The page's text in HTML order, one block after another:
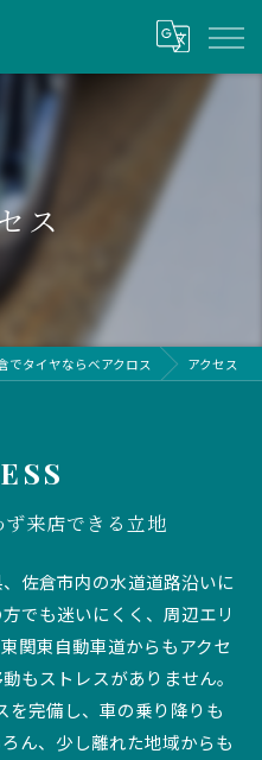
ス
でタイヤならベアクロス アクセス
来店できる立地
佐倉市内の水道道路沿いに
でも迷いにくく、周辺エリ
関東自動車道からもアクセ
もストレスがありません。
を完備し、車の乗り降りも
ん、少し離れた地域からも